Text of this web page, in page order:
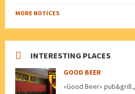
MORE NOTICES
INTERESTING PLACES
GOOD BEER
«Good Beer» pub&grill.,